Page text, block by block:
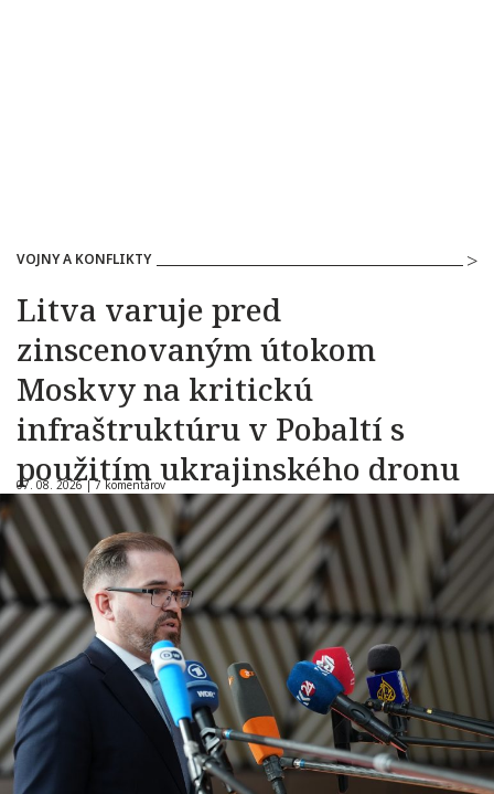
VOJNY A KONFLIKTY
Litva varuje pred
zinscenovaným útokom
Moskvy na kritickú
infraštruktúru v Pobaltí s
použitím ukrajinského dronu
07. 08. 2026 |7 komentárov